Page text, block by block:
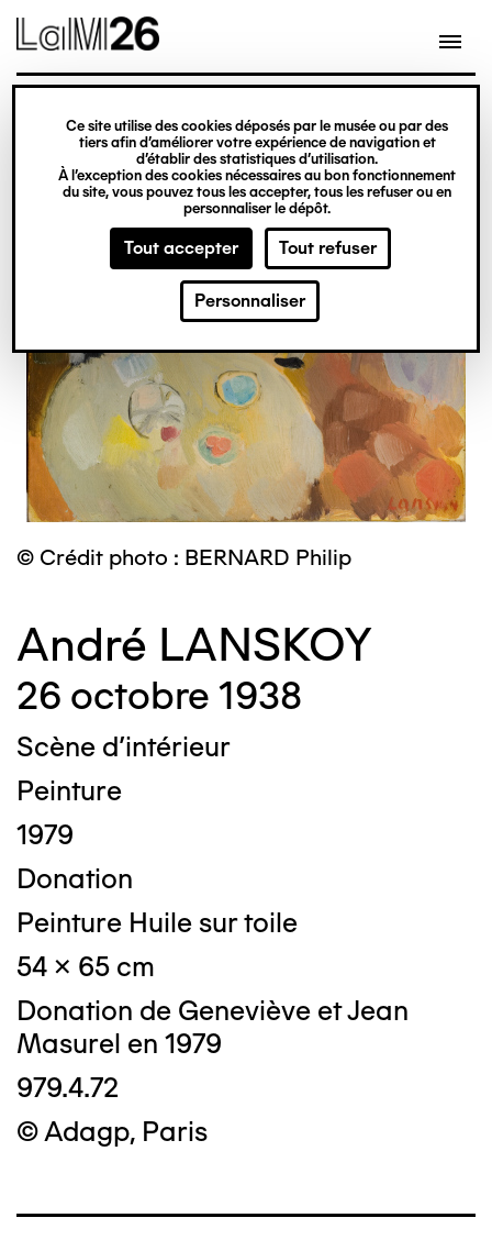
Gestion des cookies
Ce site utilise des cookies déposés par le musée ou par des
tiers afin d’améliorer votre expérience de navigation et
d’établir des statistiques d’utilisation.
À l’exception des cookies nécessaires au bon fonctionnement
du site, vous pouvez tous les accepter, tous les refuser ou en
personnaliser le dépôt.
Tout accepter Tout refuser
Personnaliser
contenu
© Crédit photo : BERNARD Philip
André LANSKOY
26 octobre 1938
Scène d'intérieur
Peinture
1979
Donation
Peinture Huile sur toile
54 x 65 cm
Donation de Geneviève et Jean
Masurel en 1979
979.4.72
© Adagp, Paris